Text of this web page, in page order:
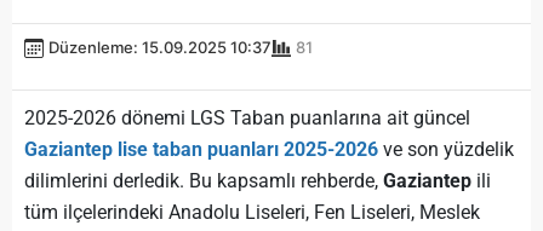
Düzenleme: 15.09.2025 10:37 81
2025-2026 dönemi LGS Taban puanlarına ait güncel
Gaziantep lise taban puanları 2025-2026 ve son yüzdelik
dilimlerini derledik. Bu kapsamlı rehberde, Gaziantep ili
tüm ilçelerindeki Anadolu Liseleri, Fen Liseleri, Meslek